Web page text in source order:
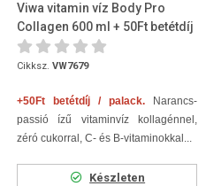
Viwa vitamin víz Body Pro
Collagen 600 ml + 50Ft betétdíj
Cikksz. VW7679
+50Ft betétdíj / palack. Narancs-
passió ízű vitaminvíz kollagénnel,
zéró cukorral, C- és B-vitaminokkal...
Készleten